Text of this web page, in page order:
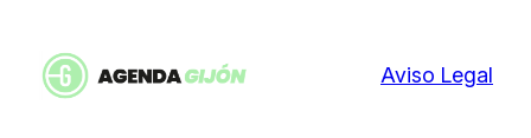
Aviso Legal